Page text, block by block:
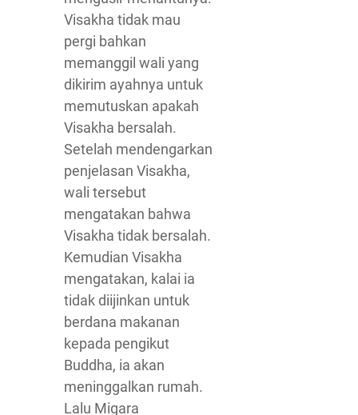
Visakha tidak mau
pergi bahkan
memanggil wali yang
dikirim ayahnya untuk
memutuskan apakah
Visakha bersalah.
Setelah mendengarkan
penjelasan Visakha,
wali tersebut
mengatakan bahwa
Visakha tidak bersalah.
Kemudian Visakha
mengatakan, kalai ia
tidak diijinkan untuk
berdana makanan
kepada pengikut
Buddha, ia akan
meninggalkan rumah.
Lalu Migara